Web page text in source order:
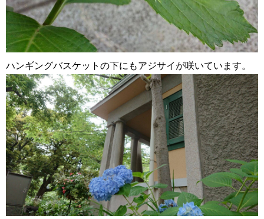
ハンギングバスケットの下にもアジサイが咲いています。